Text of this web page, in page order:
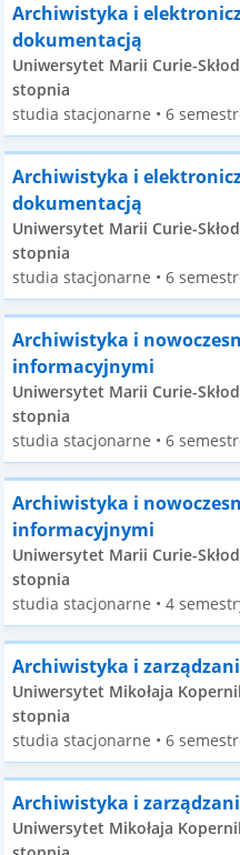
Archiwistyka i
dokumentacją
Uniwersytet Marii Curie-
stopnia
studia stacjonarne • 6
Archiwistyka i
dokumentacją
Uniwersytet Marii Curie-
stopnia
studia stacjonarne • 6
Archiwistyka i
informacyjnymi
Uniwersytet Marii Curie-
stopnia
studia stacjonarne • 6
Archiwistyka i
informacyjnymi
Uniwersytet Marii Curie-
stopnia
studia stacjonarne • 4
Archiwistyka i
Uniwersytet Mikołaja
stopnia
studia stacjonarne • 6
Archiwistyka i
Uniwersytet Mikołaja